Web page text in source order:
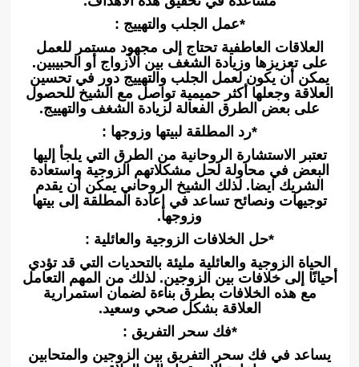
*عمل الجلب والتهييج :
العلاقات العاطفية تحتاج إلى مجهود مستمر للعمل
على تعزيزها وزيادة الشغف بين الأزواج أو الحبيبين.
يمكن أن يكون لعمل الجلب والتهييج دور في تحسين
العلاقة وجعلها أكثر حميمية تواصل مع الشيخ للحصول
على بعض الطرق الفعالة لزيادة الشغف والتهييج.
*رد المطلقة لبيتها وزوجها :
تعتبر الاستشارة الروحانية من الطرق التي يلجأ إليها
البعض في محاولة لحل مشكلاتهم الزوجية واستعادة
الشريك ايضا. لذلك الشيخ الروحاني يمكن أن يقدم
توجيهات ونصائح تساعد في إعادة المطلقة إلى بيتها
وزوجها.
*حل الخلافات الزوجية والعائلية :
الحياة الزوجية والعائلية مليئة بالتحديات التي قد تؤدي
أحيانًا إلى خلافات بين الزوجين. لذلك من المهم التعامل
مع هذه الخلافات بطرق بناءة لضمان استمرارية
العلاقة بشكل صحي وسعيد.
*فك سحر التفريق :
يساعد في فك سحر التفريق بين الزوجين والمتحابين